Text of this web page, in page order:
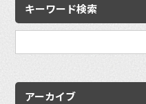
キーワード検索
アーカイブ